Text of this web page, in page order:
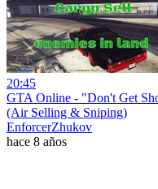
20:45
GTA Online - "Don't Get
(Air Selling & Sniping)
EnforcerZhukov
hace 8 años